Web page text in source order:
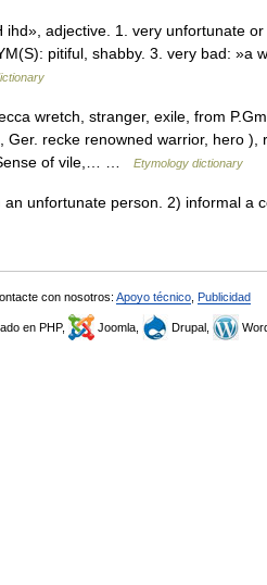
adjective. 1. very unfortunate
pitiful, shabby. 3. very bad: »a
wretch, stranger, exile, from
Ger. recke renowned warrior, hero
of vile,… …
Etymology dictionary
unfortunate person. 2) informal a
con nosotros: Apoyo técnico Publicidad
en PHP, Joomla, Drupal,